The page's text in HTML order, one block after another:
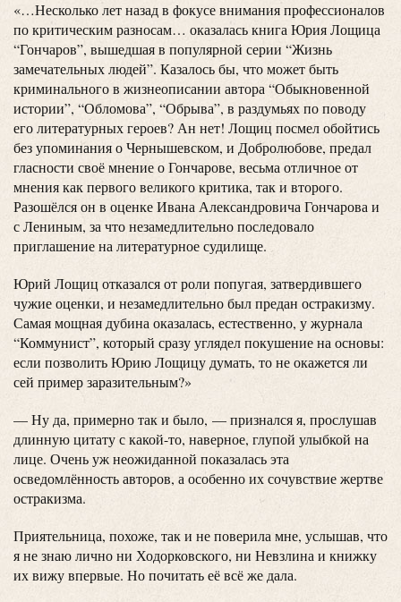
«…Несколько лет назад в фокусе внимания профессионалов
по критическим разносам… оказалась книга Юрия Лощица
“Гончаров”, вышедшая в популярной серии “Жизнь
замечательных людей”. Казалось бы, что может быть
криминального в жизнеописании автора “Обыкновенной
истории”, “Обломова”, “Обрыва”, в раздумьях по поводу
его литературных героев? Ан нет! Лощиц посмел обойтись
без упоминания о Чернышевском, и Добролюбове, предал
гласности своё мнение о Гончарове, весьма отличное от
мнения как первого великого критика, так и второго.
Разошёлся он в оценке Ивана Александровича Гончарова и
с Лениным, за что незамедлительно последовало
приглашение на литературное судилище.
Юрий Лощиц отказался от роли попугая, затвердившего
чужие оценки, и незамедлительно был предан остракизму.
Самая мощная дубина оказалась, естественно, у журнала
“Коммунист”, который сразу углядел покушение на основы:
если позволить Юрию Лощицу думать, то не окажется ли
сей пример заразительным?»
— Ну да, примерно так и было, — признался я, прослушав
длинную цитату с какой-то, наверное, глупой улыбкой на
лице. Очень уж неожиданной показалась эта
осведомлённость авторов, а особенно их сочувствие жертве
остракизма.
Приятельница, похоже, так и не поверила мне, услышав, что
я не знаю лично ни Ходорковского, ни Невзлина и книжку
их вижу впервые. Но почитать её всё же дала.